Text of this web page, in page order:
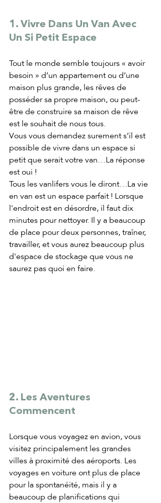
1. Vivre Dans Un Van Avec
Un Si Petit Espace
Tout le monde semble toujours « avoir
besoin » d’un appartement ou d’une
maison plus grande, les rêves de
posséder sa propre maison, ou peut-
être de construire sa maison de rêve
est le souhait de nous tous.
Vous vous demandez surement s’il est
possible de vivre dans un espace si
petit que serait votre van…La réponse
est oui !
Tous les vanlifers vous le diront…La vie
en van est un espace parfait ! Lorsque
l'endroit est en désordre, il faut dix
minutes pour nettoyer. Il y a beaucoup
de place pour deux personnes, traîner,
travailler, et vous aurez beaucoup plus
d'espace de stockage que vous ne
saurez pas quoi en faire.
2. Les Aventures
Commencent
Lorsque vous voyagez en avion, vous
visitez principalement les grandes
villes à proximité des aéroports. Les
voyages en voiture ont plus de place
pour la spontanéité, mais il y a
beaucoup de planifications qui